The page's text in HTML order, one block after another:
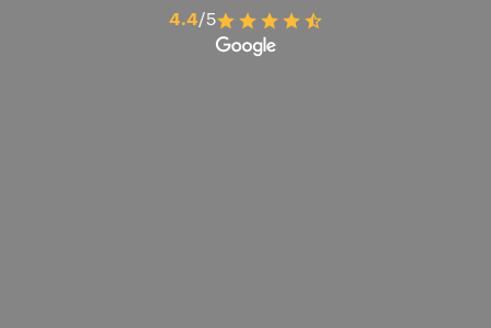
4.4/5